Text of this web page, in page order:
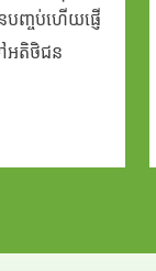
ញ្ចប់ហើយផ្ញើ
អតិថិជន